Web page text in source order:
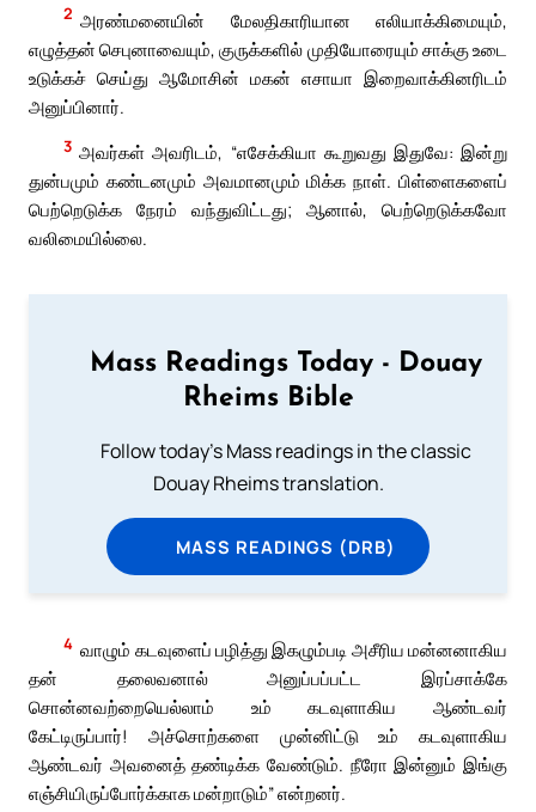
2 அரண்மனையின் மேலதிகாரியான எலியாக்கிமையும்,
எழுத்தன் செபுனாவையும், குருக்களில் முதியோரையும் சாக்கு உடை
உடுக்கச் செய்து ஆமோசின் மகன் எசாயா இறைவாக்கினரிடம்
அனுப்பினார்.
3 அவர்கள் அவரிடம், “எசேக்கியா கூறுவது இதுவே: இன்று
துன்பமும் கண்டனமும் அவமானமும் மிக்க நாள். பிள்ளைகளைப்
பெற்றெடுக்க நேரம் வந்துவிட்டது; ஆனால், பெற்றெடுக்கவோ
வலிமையில்லை.
Mass Readings Today - Douay
Rheims Bible
Follow today's Mass readings in the classic
Douay Rheims translation.
MASS READINGS (DRB)
4 வாழும் கடவுளைப் பழித்து இகழும்படி அசீரிய மன்னனாகிய
தன் தலைவனால் அனுப்பப்பட்ட இரப்சாக்கே
சொன்னவற்றையெல்லாம் உம் கடவுளாகிய ஆண்டவர்
கேட்டிருப்பார்! அச்சொற்களை முன்னிட்டு உம் கடவுளாகிய
ஆண்டவர் அவனைத் தண்டிக்க வேண்டும். நீரோ இன்னும் இங்கு
எஞ்சியிருப்போர்க்காக மன்றாடும்” என்றனர்.